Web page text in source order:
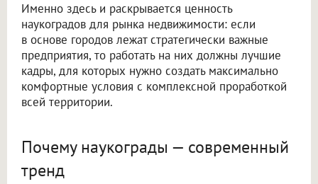
Именно здесь и раскрывается ценность
наукоградов для рынка недвижимости: если
в основе городов лежат стратегически важные
предприятия, то работать на них должны лучшие
кадры, для которых нужно создать максимально
комфортные условия с комплексной проработкой
всей территории.
Почему наукограды — современный
тренд